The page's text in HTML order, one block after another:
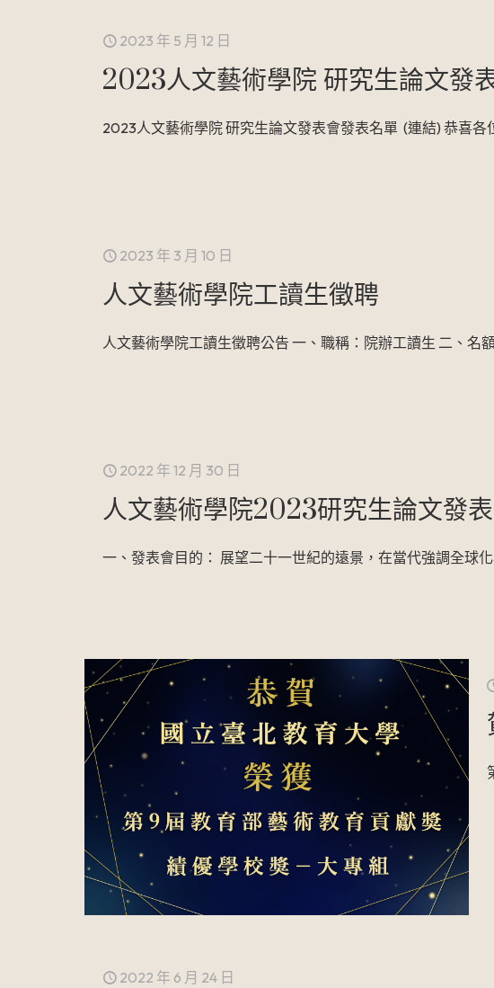
2023 年 5 月 12 日
2023人文藝術學院 研究生論文發
2023人文藝術學院 研究生論文發表會發表名單 (連結) 恭喜
2023 年 3 月 10 日
人文藝術學院工讀生徵聘
人文藝術學院工讀生徵聘公告 一、職稱：院辦工讀生 二、名
2022 年 12 月 30 日
人文藝術學院2023研究生論文發
一、發表會目的： 展望二十一世紀的遠景，在當代強調全球
2022 年 6 月 24 日